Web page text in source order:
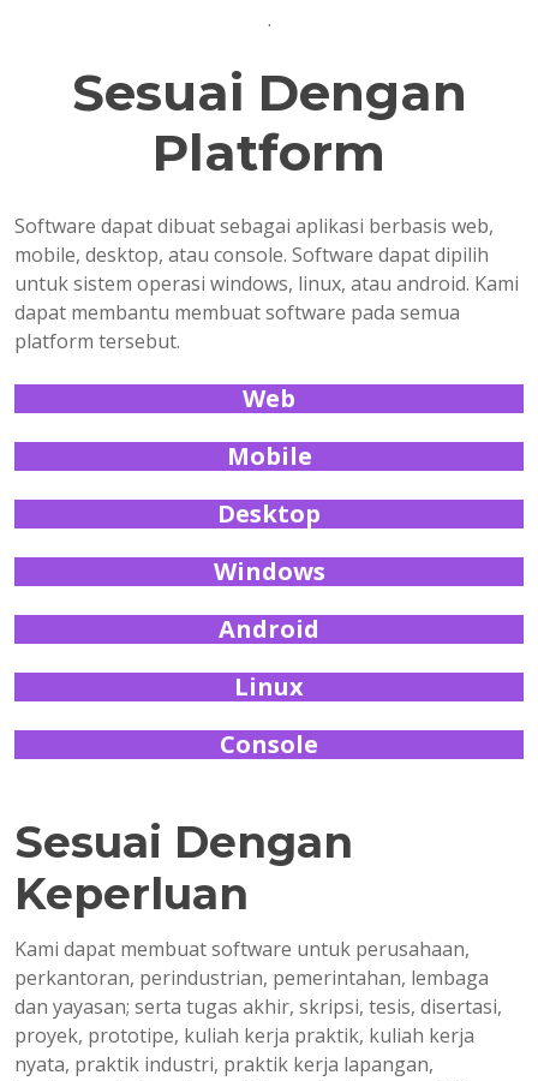
.
Sesuai Dengan
Platform
Software dapat dibuat sebagai aplikasi berbasis web,
mobile, desktop, atau console. Software dapat dipilih
untuk sistem operasi windows, linux, atau android. Kami
dapat membantu membuat software pada semua
platform tersebut.
Web
Mobile
Desktop
Windows
Android
Linux
Console
Sesuai Dengan
Keperluan
Kami dapat membuat software untuk perusahaan,
perkantoran, perindustrian, pemerintahan, lembaga
dan yayasan; serta tugas akhir, skripsi, tesis, disertasi,
proyek, prototipe, kuliah kerja praktik, kuliah kerja
nyata, praktik industri, praktik kerja lapangan,